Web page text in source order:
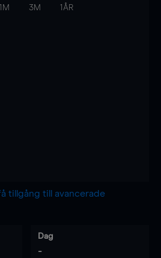
1M 3M 1ÅR
tillgång till avancerade
Dag
-